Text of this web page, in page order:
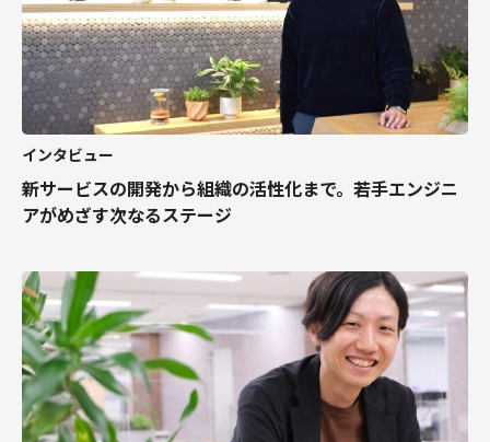
インタビュー
新サービスの開発から組織の活性化まで。若手エンジニ
アがめざす次なるステージ